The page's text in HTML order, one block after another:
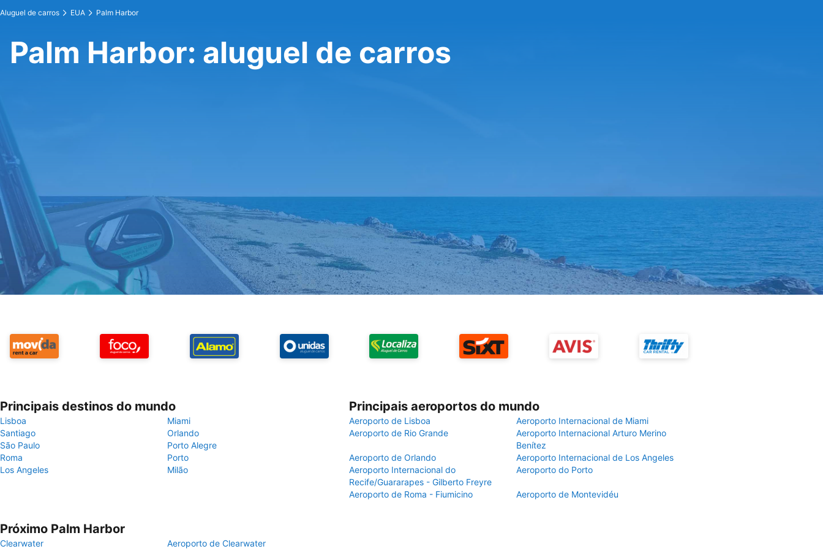
Aluguel de carros EUA Palm Harbor
Palm Harbor: aluguel de carros
Principais destinos do mundo
Lisboa
Miami
Santiago
Orlando
São Paulo
Porto Alegre
Roma
Porto
Los Angeles
Milão
Principais aeroportos do mundo
Aeroporto de Lisboa
Aeroporto Internacional de Miami
Aeroporto de Rio Grande
Aeroporto Internacional Arturo Merino
Benítez
Aeroporto de Orlando
Aeroporto Internacional de Los Angeles
Aeroporto Internacional do
Recife/Guararapes - Gilberto Freyre
Aeroporto do Porto
Aeroporto de Roma - Fiumicino Aeroporto de Montevidéu
Próximo Palm Harbor
Clearwater Aeroporto de Clearwater